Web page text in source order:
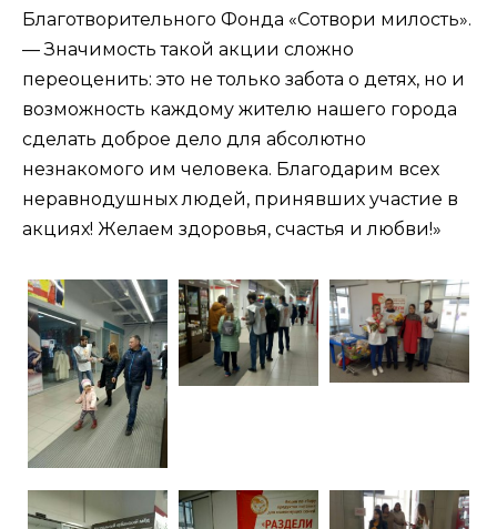
Благотворительного Фонда «Сотвори милость».
— Значимость такой акции сложно
переоценить: это не только забота о детях, но и
возможность каждому жителю нашего города
сделать доброе дело для абсолютно
незнакомого им человека. Благодарим всех
неравнодушных людей, принявших участие в
акциях! Желаем здоровья, счастья и любви!»